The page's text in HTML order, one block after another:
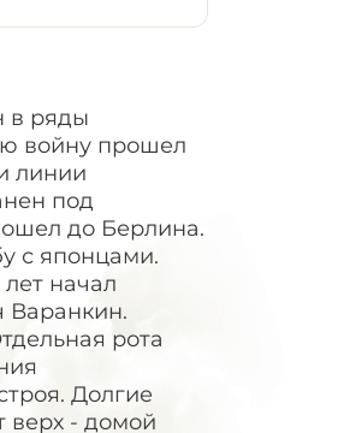
в ряды
войну прошел
линии
под
до Берлина.
с японцами.
начал
Варанкин.
рота
Долгие
верх - домой